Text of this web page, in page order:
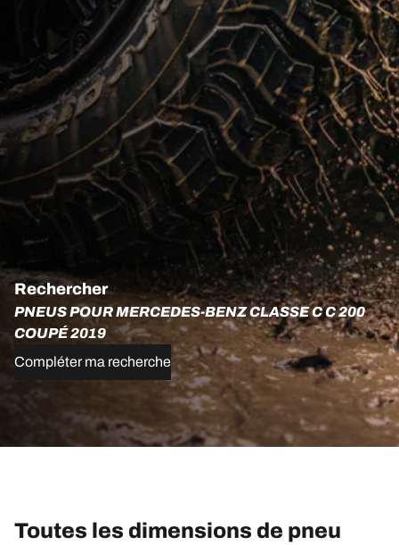
Rechercher
PNEUS POUR MERCEDES-BENZ CLASSE C C 200
COUPÉ 2019
Compléter ma recherche
Toutes les dimensions de pneu